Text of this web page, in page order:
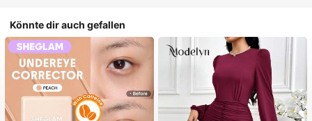
Könnte dir auch gefallen